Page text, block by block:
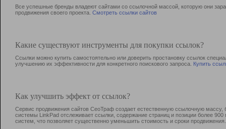
Все успешные бренды владеют сайтами со ссылочной массой, которую они
продвижения своего проекта. Смотреть ссылки сайтов
Какие существуют инструменты для покупки ссылок?
Ссылки можно купить самостоятельно или доверить простановку ссылок
улучшению их эффективности для конкретного поискового запроса. Купить
Как улучшить эффект от ссылок?
Сервис продвижения сайтов СеоТраф создает естественную ссылочную
системы LinkPad отслеживает ссылки, содержание страниц и позиции более
систем, что позволяет существенно уменьшить стоимость и сроки продвижения.